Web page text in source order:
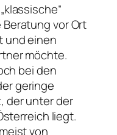
vor Ort
und einen
möchte.
bei den
geringe
der unter der
liegt.
von